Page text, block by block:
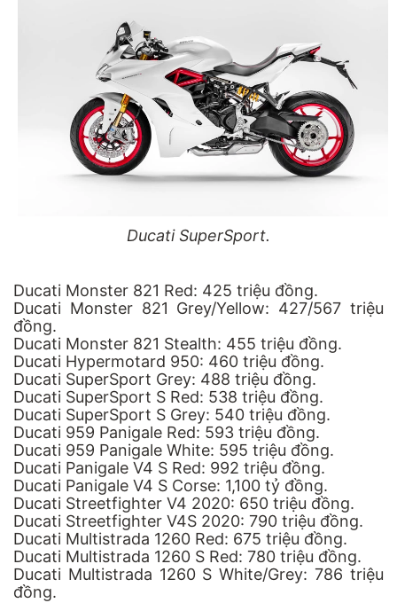
Ducati SuperSport.
Ducati Monster 821 Red: 425 triệu đồng.
Ducati Monster 821 Grey/Yellow: 427/567 triệu
đồng.
Ducati Monster 821 Stealth: 455 triệu đồng.
Ducati Hypermotard 950: 460 triệu đồng.
Ducati SuperSport Grey: 488 triệu đồng.
Ducati SuperSport S Red: 538 triệu đồng.
Ducati SuperSport S Grey: 540 triệu đồng.
Ducati 959 Panigale Red: 593 triệu đồng.
Ducati 959 Panigale White: 595 triệu đồng.
Ducati Panigale V4 S Red: 992 triệu đồng.
Ducati Panigale V4 S Corse: 1,100 tỷ đồng.
Ducati Streetfighter V4 2020: 650 triệu đồng.
Ducati Streetfighter V4S 2020: 790 triệu đồng.
Ducati Multistrada 1260 Red: 675 triệu đồng.
Ducati Multistrada 1260 S Red: 780 triệu đồng.
Ducati Multistrada 1260 S White/Grey: 786 triệu
đồng.